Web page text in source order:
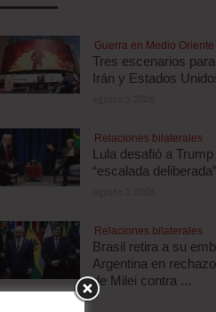
Guerra en Medio Oriente
Tres escenarios
Irán y Estados
Relaciones bilaterales
Lula desafió a
“escalada
Relaciones bilaterales
Brasil retira a su
Argentina en
de Milei contra ...